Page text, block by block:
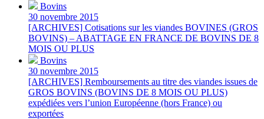
Bovins
30 novembre 2015
[ARCHIVES] Cotisations sur les viandes BOVINES (GROS
BOVINS) – ABATTAGE EN FRANCE DE BOVINS DE 8
MOIS OU PLUS
Bovins
30 novembre 2015
[ARCHIVES] Remboursements au titre des viandes issues de
GROS BOVINS (BOVINS DE 8 MOIS OU PLUS)
expédiées vers l’union Européenne (hors France) ou
exportées